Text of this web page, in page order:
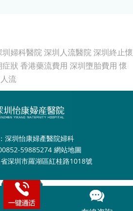
圳婦科醫院深圳人流醫院深圳終止懷
症狀 香港藥流費用 深圳墮胎費用 懷
流
深圳怡康婦產醫院婦科
59885274 網站地圖
深圳市羅湖區紅桂路1018號